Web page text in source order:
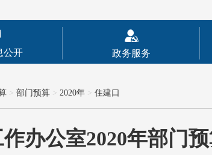
公开 政务服务
> 部门预算 > 2020年 > 住建口
办公室2020年部门